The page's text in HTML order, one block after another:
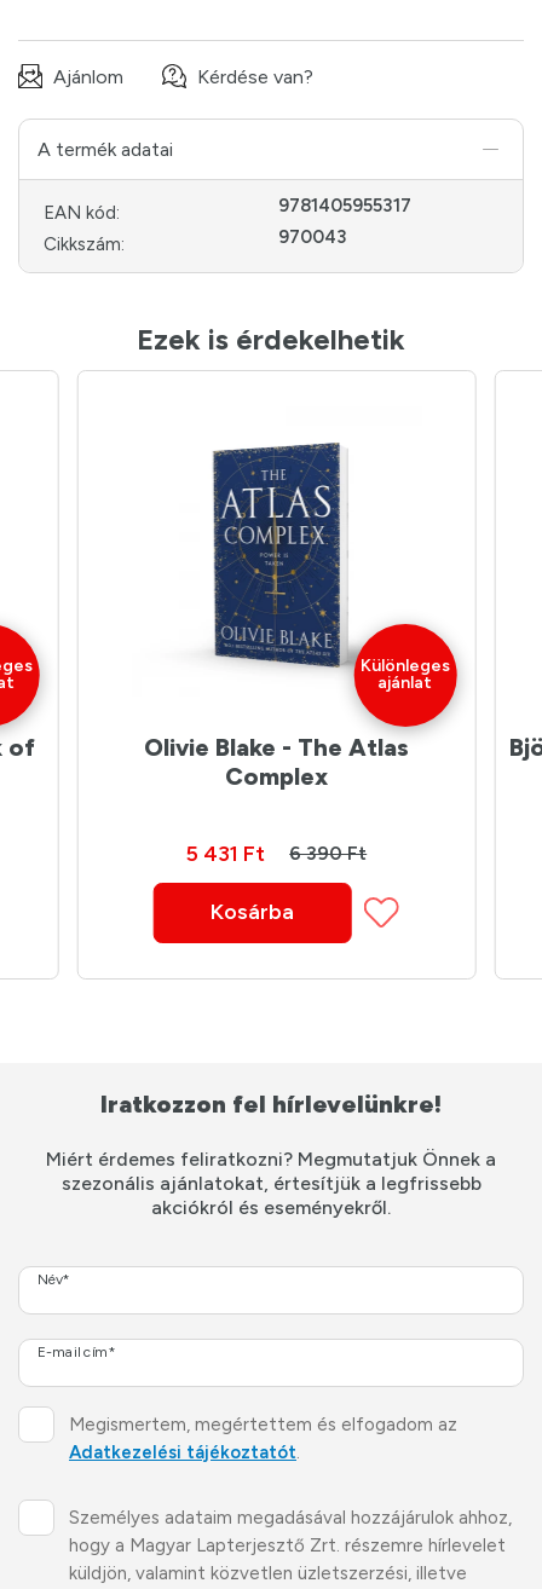
Ajánlom Kérdése van?
A termék adatai
EAN kód:
9781405955317
Cikkszám:
970043
Ezek is érdekelhetik
of
Különleges
ajánlat
Olivie Blake - The Atlas
Complex
5 431 Ft 6 390 Ft
Kosárba
Iratkozzon fel hírlevelünkre!
Miért érdemes feliratkozni? Megmutatjuk Önnek a
szezonális ajánlatokat, értesítjük a legfrissebb
akciókról és eseményekről.
Név*
E-mail cím*
Megismertem, megértettem és elfogadom az
Adatkezelési tájékoztatót.
Személyes adataim megadásával hozzájárulok ahhoz,
hogy a Magyar Lapterjesztő Zrt. részemre hírlevelet
küldjön, valamint közvetlen üzletszerzési, illetve